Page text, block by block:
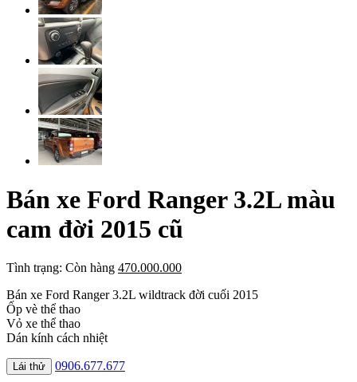
Bán xe Ford Ranger 3.2L màu
cam đời 2015 cũ
Tình trạng: Còn hàng 470.000.000
Bán xe Ford Ranger 3.2L wildtrack đời cuối 2015
Ốp vè thể thao
Vỏ xe thể thao
Dán kính cách nhiệt
Lái thử
0906.677.677